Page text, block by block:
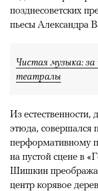
позднесоветских
пьесы Александра
Чистая музыка:
театралы
Из естественности,
этюда, совершался
перформативному
на пустой сцене в
Шишкин
центр корявое